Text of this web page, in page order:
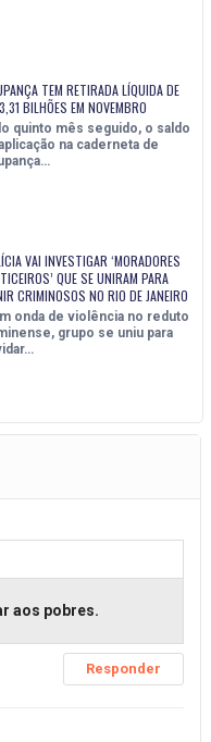
TEM RETIRADA LÍQUIDA DE
BILHÕES EM NOVEMBRO
quinto mês seguido, o saldo
na caderneta de
VAI INVESTIGAR ‘MORADORES
QUE SE UNIRAM PARA
CRIMINOSOS NO RIO DE JANEIRO
onda de violência no reduto
grupo se uniu para
aos pobres.
Responder